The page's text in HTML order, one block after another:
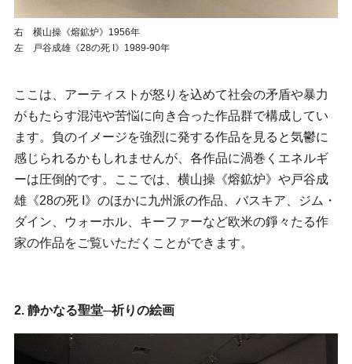
右 横山操《熔鉱炉》1956年
左 戸谷成雄《28の死 I》1989-90年
ここは、アーティストが怒りを込めて社会の矛盾や暴力
がもたらす混沌や苦悩に向き合った作品群で構成してい
ます。負のイメージを強烈に発する作品を見ると気鬱に
感じられるかもしれませんが、各作品に渦巻くエネルギ
ーは圧倒的です。ここでは、横山操《熔鉱炉》や戸谷成
雄《28の死 I》のほかに九州派の作品、バスキア、ジム・
ダイン、ウォーホル、キーファーなど欧米の錚々たる作
家の作品をご覧いただくことができます。
2. 静かなる聖堂─祈りの絵画